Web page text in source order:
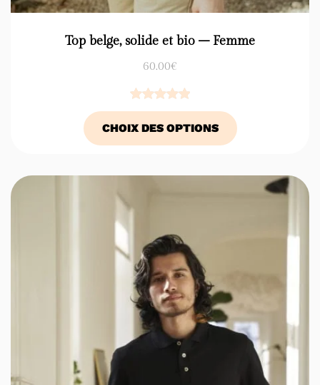
Top belge, solide et bio – Femme
60.00€
Noté5.00
sur 5
basé sur
7
CHOIX DES OPTIONS